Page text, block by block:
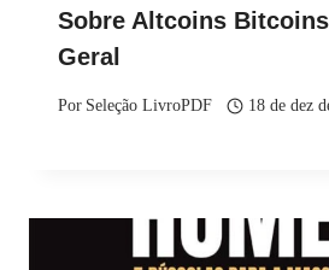
Sobre Altcoins
Geral
Por Seleção LivroPDF 18 de dez